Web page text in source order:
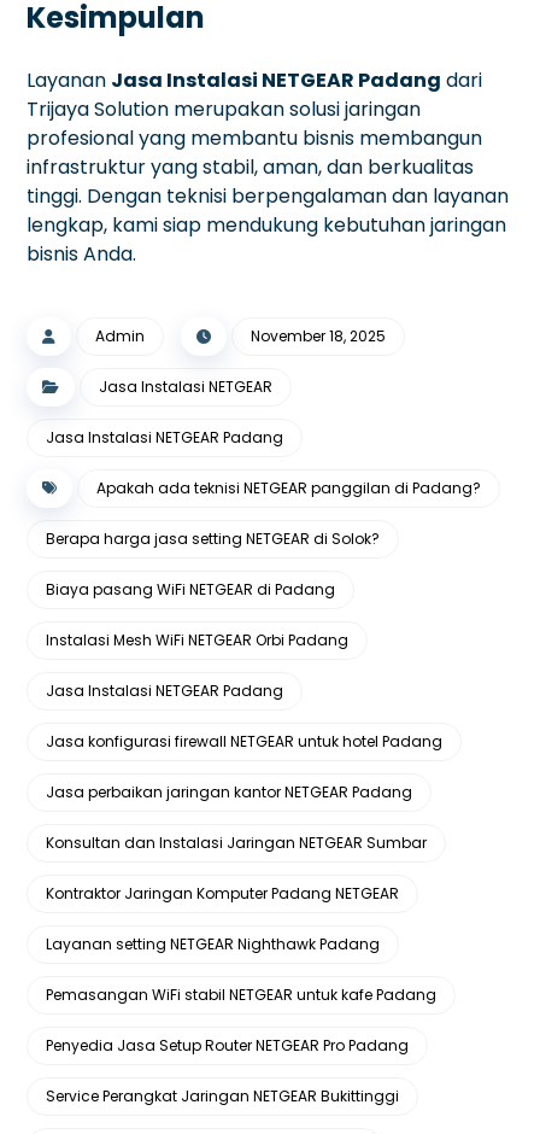
Kesimpulan
Layanan Jasa Instalasi NETGEAR Padang dari
Trijaya Solution merupakan solusi jaringan
profesional yang membantu bisnis membangun
infrastruktur yang stabil, aman, dan berkualitas
tinggi. Dengan teknisi berpengalaman dan layanan
lengkap, kami siap mendukung kebutuhan jaringan
bisnis Anda.
Admin November 18, 2025
Jasa Instalasi NETGEAR
Jasa Instalasi NETGEAR Padang
Apakah ada teknisi NETGEAR panggilan di Padang?
Berapa harga jasa setting NETGEAR di Solok?
Biaya pasang WiFi NETGEAR di Padang
Instalasi Mesh WiFi NETGEAR Orbi Padang
Jasa Instalasi NETGEAR Padang
Jasa konfigurasi firewall NETGEAR untuk hotel Padang
Jasa perbaikan jaringan kantor NETGEAR Padang
Konsultan dan Instalasi Jaringan NETGEAR Sumbar
Kontraktor Jaringan Komputer Padang NETGEAR
Layanan setting NETGEAR Nighthawk Padang
Pemasangan WiFi stabil NETGEAR untuk kafe Padang
Penyedia Jasa Setup Router NETGEAR Pro Padang
Service Perangkat Jaringan NETGEAR Bukittinggi